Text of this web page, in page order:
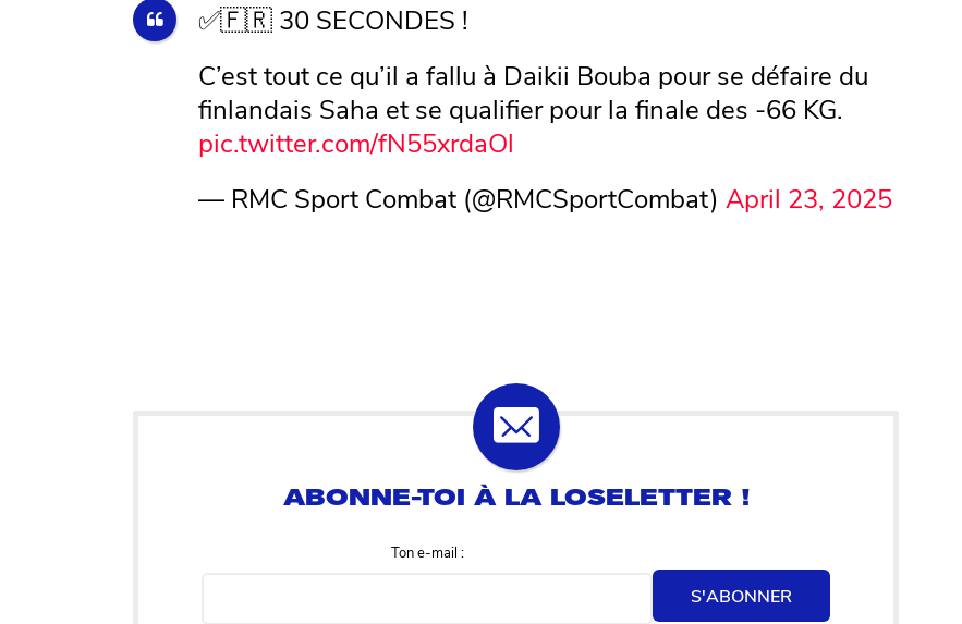
✅🇫🇷 30 SECONDES !
C’est tout ce qu’il a fallu à Daikii Bouba pour se défaire du
finlandais Saha et se qualifier pour la finale des -66 KG.
pic.twitter.com/fN55xrdaOl
— RMC Sport Combat (@RMCSportCombat) April 23, 2025
Ton e-mail :
S'ABONNER